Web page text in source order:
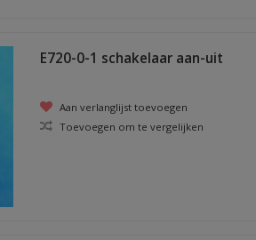
E720-0-1 schakelaar aan-uit
Aan verlanglijst toevoegen
Toevoegen om te vergelijken